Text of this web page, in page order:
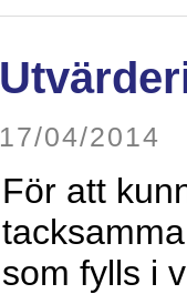
17/04/2014
För att
som fylls i